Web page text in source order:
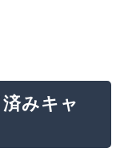
みキャ